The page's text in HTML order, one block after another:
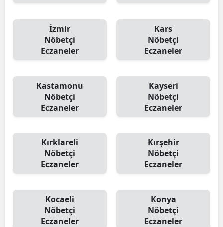
İzmir
Nöbetçi
Eczaneler
Kars
Nöbetçi
Eczaneler
Kastamonu
Nöbetçi
Eczaneler
Kayseri
Nöbetçi
Eczaneler
Kırklareli
Nöbetçi
Eczaneler
Kırşehir
Nöbetçi
Eczaneler
Kocaeli
Nöbetçi
Eczaneler
Konya
Nöbetçi
Eczaneler